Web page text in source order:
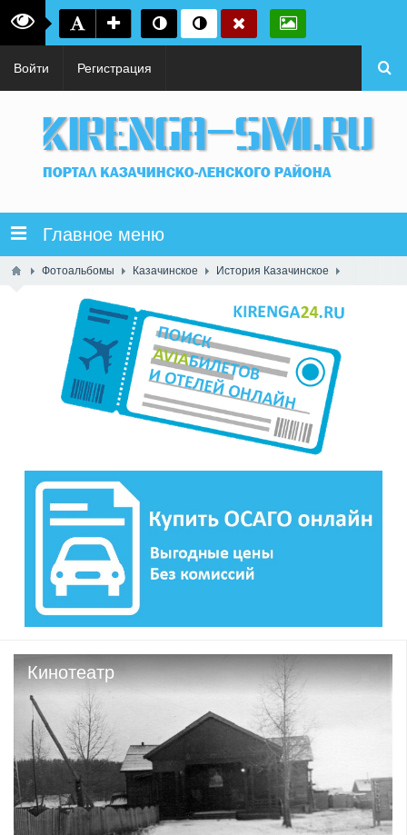
Войти Регистрация
Главное меню
Фотоальбомы Казачинское История Казачинское
Кинотеатр